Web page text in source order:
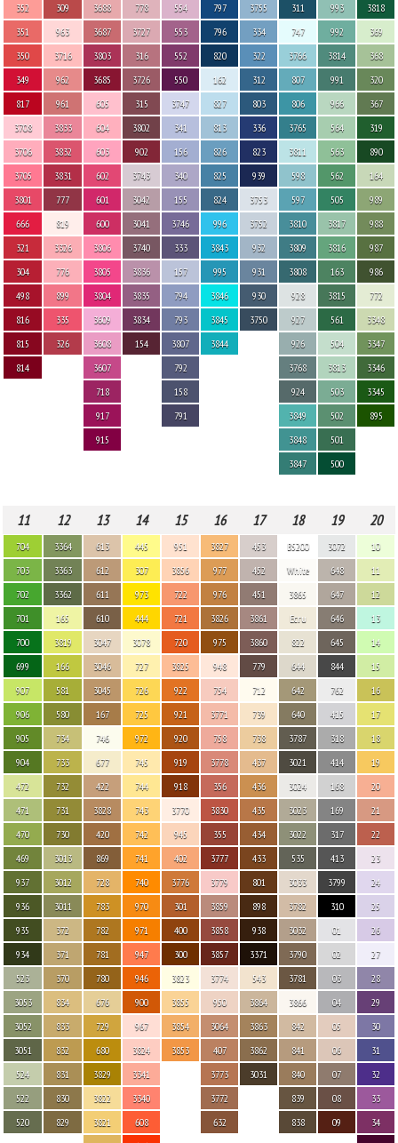
352
351
350
349
817
3708
3706
3705
3801
666
321
304
498
816
815
814
309
963
3716
962
961
3833
3832
3831
777
819
3326
776
899
335
326
3688
3687
3803
3685
605
604
603
602
601
600
3806
3805
3804
3609
3608
3607
718
917
915
778
3727
316
3726
315
3802
902
3743
3042
3041
3740
3836
3835
3834
154
554
553
552
550
3747
341
156
340
155
3746
333
157
794
793
3807
792
158
791
797
796
820
162
827
813
826
825
824
996
3843
995
3846
3845
3844
3755
334
322
312
803
336
823
939
3753
3752
932
931
930
3750
311
747
3766
807
806
3765
3811
598
597
3810
3809
3808
928
927
926
3768
924
3849
3848
3847
993
992
3814
991
966
564
563
562
505
3817
3816
163
3815
561
504
3813
503
502
501
500
3818
369
368
320
367
319
890
164
989
988
987
986
772
3348
3347
3346
3345
895
11 12 13 14 15 16 17 18 19 20
704
703
702
701
700
699
907
906
905
904
472
471
470
469
937
936
935
934
523
3053
3052
3051
524
522
520
3364
3363
3362
165
3819
166
581
580
734
733
732
731
730
3013
3012
3011
372
371
370
834
833
832
831
830
829
613
612
611
610
3047
3046
3045
167
746
677
422
3828
420
869
728
783
782
781
780
676
729
680
3829
3822
3821
445
307
973
444
3078
727
726
725
972
745
744
743
742
741
740
970
971
947
946
900
967
3824
3341
3340
608
951
3856
722
721
720
3825
922
921
920
919
918
3770
945
402
3776
301
400
300
3823
3855
3854
3853
3827
977
976
3826
975
948
754
3771
758
3778
356
3830
355
3777
3779
3859
3858
3857
3774
950
3064
407
3773
3772
632
453
452
451
3861
3860
779
712
739
738
437
436
435
434
433
801
898
938
3371
543
3864
3863
3862
3031
B5200
White
3865
Ecru
822
644
642
640
3787
3021
3024
3023
3022
535
3033
3782
3032
3790
3781
3866
842
841
840
839
838
3072
648
647
646
645
844
762
415
318
414
168
169
317
413
3799
310
01
02
03
04
05
06
07
08
09
10
11
12
13
14
15
16
17
18
19
20
21
22
23
24
25
26
27
28
29
30
31
32
33
34